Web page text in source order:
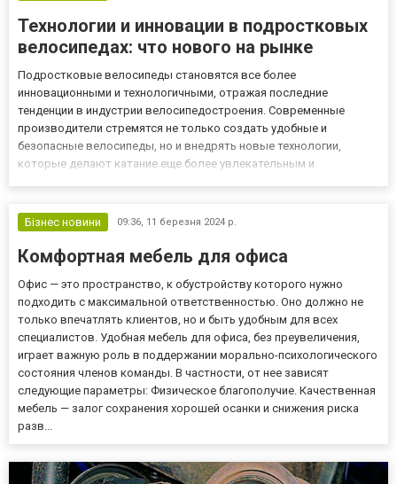
Технологии и инновации в подростковых
велосипедах: что нового на рынке
Подростковые велосипеды становятся все более
инновационными и технологичными, отражая последние
тенденции в индустрии велосипедостроения. Современные
производители стремятся не только создать удобные и
безопасные велосипеды, но и внедрять новые технологии,
которые делают катание еще более увлекательным и
велосипедов. 1. Легкие и прочные материа...
Бізнес новини 09:36, 11 березня 2024 р.
Комфортная мебель для офиса
Офис — это пространство, к обустройству которого нужно
подходить с максимальной ответственностью. Оно должно не
только впечатлять клиентов, но и быть удобным для всех
специалистов. Удобная мебель для офиса, без преувеличения,
играет важную роль в поддержании морально-психологического
состояния членов команды. В частности, от нее зависят
следующие параметры: Физическое благополучие. Качественная
мебель — залог сохранения хорошей осанки и снижения риска
разв...